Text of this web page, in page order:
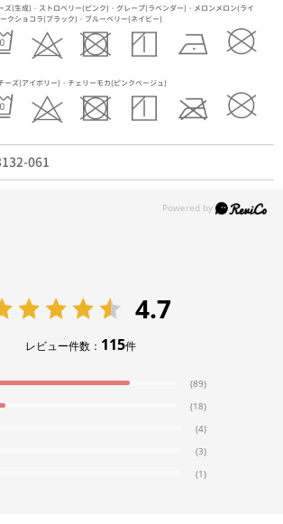
ズ(生成)・ストロベリー(ピンク)・グレープ(ラベンダー)・メロンメロン(ライ
クショコラ(ブラック)・ブルーベリー(ネイビー)
ーズ(アイボリー)・チェリーモカ(ピンクベージュ)
061
4.7
レビュー件数： 115件
(89)
(18)
(4)
(3)
(1)